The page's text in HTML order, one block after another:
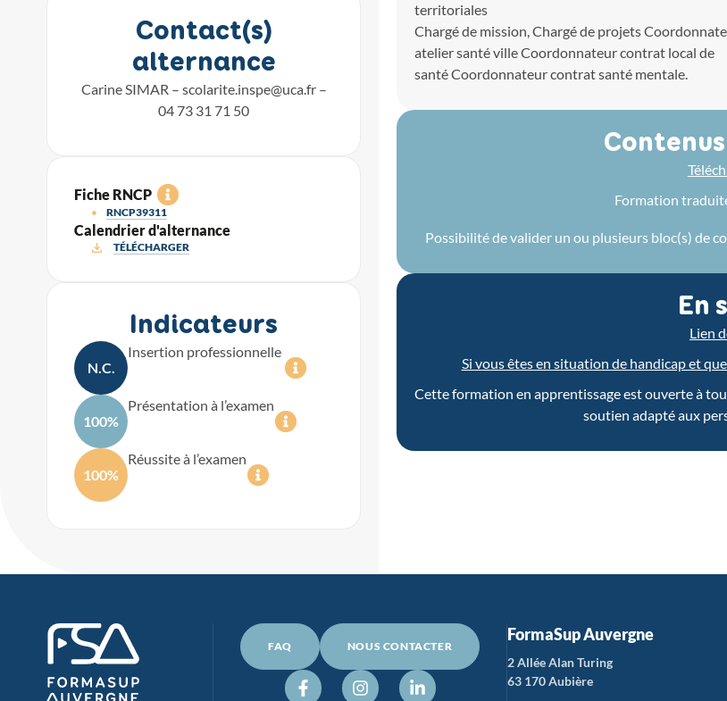
Contact(s)
alternance
Carine SIMAR – scolarite.inspe@uca.fr–
04 73 31 71 50
Fiche RNCP
RNCP39311
Calendrier d'alternance
TÉLÉCHARGER
Indicateurs
N.C.
Insertion professionnelle
100%
Présentation à l’examen
100%
Réussite à l’examen
territoriales
Chargé de mission, Chargé de projets
atelier santé ville Coordonnateur contrat local de
santé Coordonnateur contrat santé mentale.
Formation
Possibilité de valider un ou plusieurs bloc(s) de
En
Lien
Si vous êtes en situation de handicap et
Cette formation en apprentissage est ouverte à
soutien adapté aux
FAQ NOUS CONTACTER
FormaSup Auvergne
2 Allée Alan Turing
63 170 Aubière